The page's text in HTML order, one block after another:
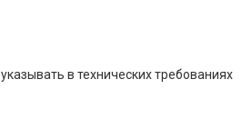
в технических требованиях